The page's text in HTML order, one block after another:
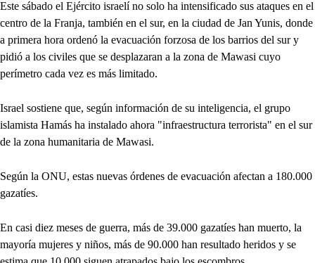
Este sábado el Ejército israelí no solo ha intensificado sus ataques en el
centro de la Franja, también en el sur, en la ciudad de Jan Yunis, donde
a primera hora ordenó la evacuación forzosa de los barrios del sur y
pidió a los civiles que se desplazaran a la zona de Mawasi cuyo
perímetro cada vez es más limitado.
Israel sostiene que, según información de su inteligencia, el grupo
islamista Hamás ha instalado ahora "infraestructura terrorista" en el sur
de la zona humanitaria de Mawasi.
Según la ONU, estas nuevas órdenes de evacuación afectan a 180.000
gazatíes.
En casi diez meses de guerra, más de 39.000 gazatíes han muerto, la
mayoría mujeres y niños, más de 90.000 han resultado heridos y se